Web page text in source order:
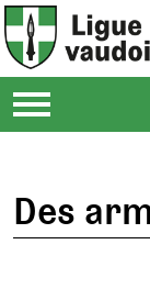
Des